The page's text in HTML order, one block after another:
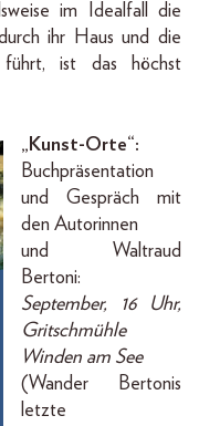
im Idealfall die
ihr Haus und die
führt, ist das höchst
„Kunst-Orte“:
Buchpräsentation
und Gespräch mit
den Autorinnen
und Waltraud
Bertoni:
September, 16 Uhr,
Gritschmühle
Winden am See
(Wander Bertonis
letzte